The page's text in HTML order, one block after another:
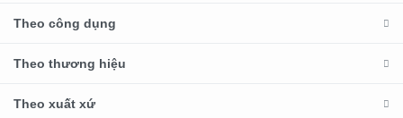
Theo công dụng
Theo thương hiệu
Theo xuất xứ